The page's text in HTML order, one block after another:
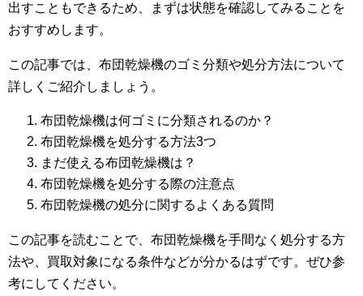
出すこともできるため、まずは状態を確認してみることを
おすすめします。
この記事では、布団乾燥機のゴミ分類や処分方法について
詳しくご紹介しましょう。
布団乾燥機は何ゴミに分類されるのか？
布団乾燥機を処分する方法3つ
まだ使える布団乾燥機は？
布団乾燥機を処分する際の注意点
布団乾燥機の処分に関するよくある質問
この記事を読むことで、布団乾燥機を手間なく処分する方
法や、買取対象になる条件などが分かるはずです。ぜひ参
考にしてください。